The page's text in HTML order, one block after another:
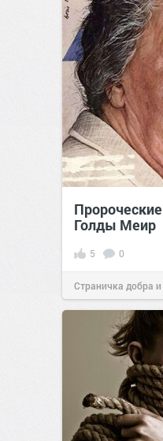
Голды Меир
5 0
Страничка добра
позитива!14:2910